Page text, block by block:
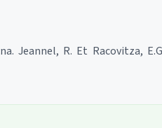
Jeannel, R. Et Racovitza,